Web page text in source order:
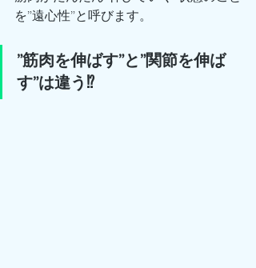
を”遠心性”と呼びます。
”筋肉を伸ばす”と”関節を伸ば
す”は違う⁉️